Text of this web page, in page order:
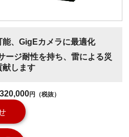
、GigEカメラに最適化
ージ耐性を持ち、雷による災
献します
320,000円（税抜）